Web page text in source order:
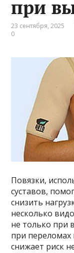
при
23 сентября, 2025
0
Повязки,
суставов,
снизить
несколько
не только при
при
снижает риск